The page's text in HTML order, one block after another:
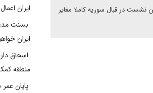
در قبال سوریه کاملا مغایر
ایران
بسنت
ایران
اسحاق
منطقه